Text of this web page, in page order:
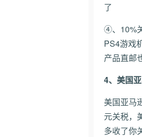
了
④、10%
PS4游戏
产品直邮
4、美国
美国亚马
元关税，
多收了你